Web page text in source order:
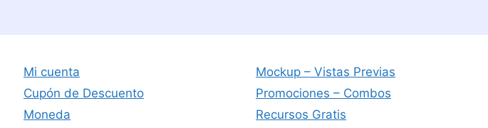
Mi cuenta
Cupón de Descuento
Moneda
Mockup – Vistas Previas
Promociones – Combos
Recursos Gratis